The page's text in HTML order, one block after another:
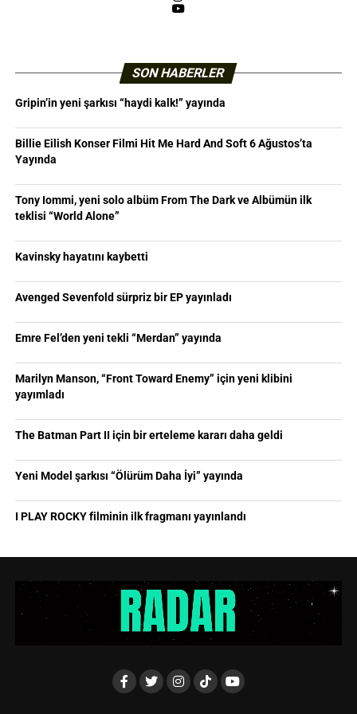
YouTube
SON HABERLER
Gripin’in yeni şarkısı “haydi kalk!” yayında
Billie Eilish Konser Filmi Hit Me Hard And Soft 6 Ağustos’ta
Yayında
Tony Iommi, yeni solo albüm From The Dark ve Albümün ilk
teklisi “World Alone”
Kavinsky hayatını kaybetti
Avenged Sevenfold sürpriz bir EP yayınladı
Emre Fel’den yeni tekli “Merdan” yayında
Marilyn Manson, “Front Toward Enemy” için yeni klibini
yayımladı
The Batman Part II için bir erteleme kararı daha geldi
Yeni Model şarkısı “Ölürüm Daha İyi” yayında
I PLAY ROCKY filminin ilk fragmanı yayınlandı